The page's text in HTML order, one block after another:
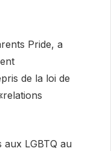
Pride, a
de la loi de
LGBTQ au